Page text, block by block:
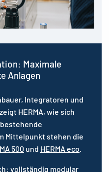
Maximale
Anlagen
Integratoren und
HERMA, wie sich
Mittelpunkt stehen die
500 und HERMA eco.
vollständig modular